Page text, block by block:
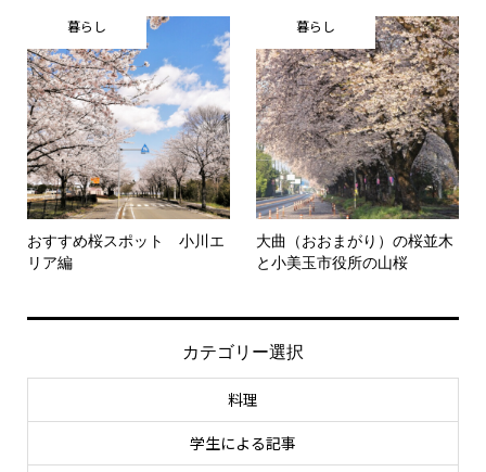
暮らし
おすすめ桜スポット 小川エ
リア編
暮らし
大曲（おおまがり）の桜並木
と小美玉市役所の山桜
カテゴリー選択
料理
学生による記事